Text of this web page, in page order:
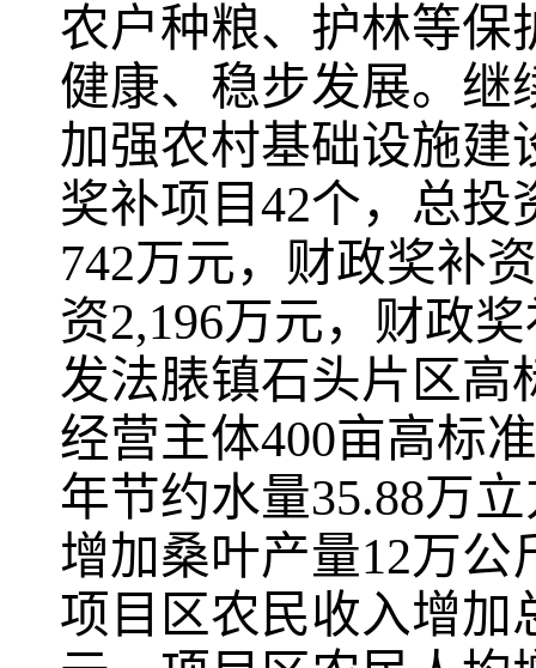
农户种粮、护林等保
健康、稳步发展。继
加强农村基础设施建
奖补项目 42个，总投
742万元，财政奖补
资2,196万元，财政
发法脿镇石头片区高
经营主体400亩高标
年节约水量35.88万
增加桑叶产量12万公
项目区农民收入增加